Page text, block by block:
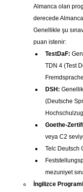
Almanca olan
derecede
Genellikle şu
puan istenir:
TestDaF:
TDN 4 (Test
DSH:
(Deutsche
Goethe-
veya C2
Telc Deutsch
mezuniyet
İngilizce